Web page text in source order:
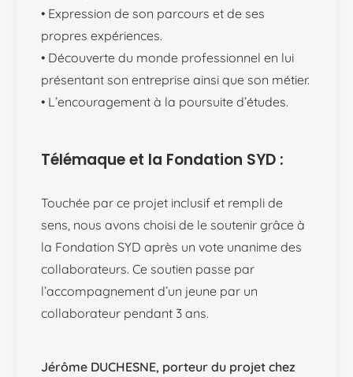
• Expression de son parcours et de ses
propres expériences.
• Découverte du monde professionnel en lui
présentant son entreprise ainsi que son métier.
• L’encouragement à la poursuite d’études.
Télémaque et la Fondation SYD :
Touchée par ce projet inclusif et rempli de
sens, nous avons choisi de le soutenir grâce à
la Fondation SYD après un vote unanime des
collaborateurs. Ce soutien passe par
l’accompagnement d’un jeune par un
collaborateur pendant 3 ans.
Jérôme DUCHESNE, porteur du projet chez